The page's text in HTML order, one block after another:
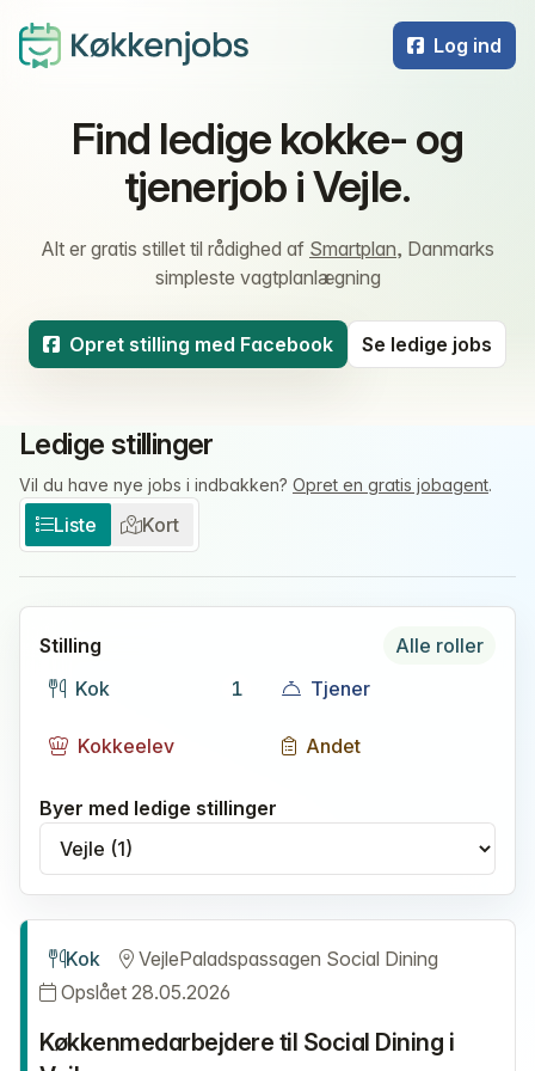
Log ind
Find ledige kokke- og
tjenerjob i Vejle.
Alt er gratis stillet til rådighed af Smartplan, Danmarks
simpleste vagtplanlægning
Opret stilling med Facebook Se ledige jobs
Ledige stillinger
Vil du have nye jobs i indbakken? Opret en gratis jobagent.
Liste Kort
Stilling
Alle roller
Kok
1 Tjener
Kokkeelev Andet
Byer med ledige stillinger
Vælg by
Kok VejlePaladspassagen Social Dining
Opslået 28.05.2026
Køkkenmedarbejdere til Social Dining i